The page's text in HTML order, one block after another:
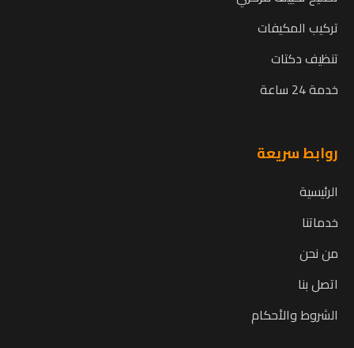
تركيب المكيفات
تنظيف دكتات
خدمة 24 ساعة
روابط سريعة
الرئيسية
خدماتنا
من نحن
اتصل بنا
الشروط والأحكام